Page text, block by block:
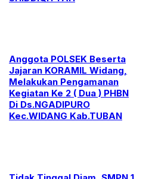
Anggota POLSEK Beserta
Jajaran KORAMIL Widang,
Melakukan Pengamanan
Kegiatan Ke 2 ( Dua ) PHBN
Di Ds.NGADIPURO
Kec.WIDANG Kab.TUBAN